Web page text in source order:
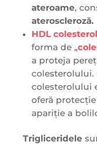
ateroame,
ateroscleroză.
HDL colesterol
forma de „
a proteja
colesterolului.
colesterolului
oferă
apariţie a
Trigliceridele